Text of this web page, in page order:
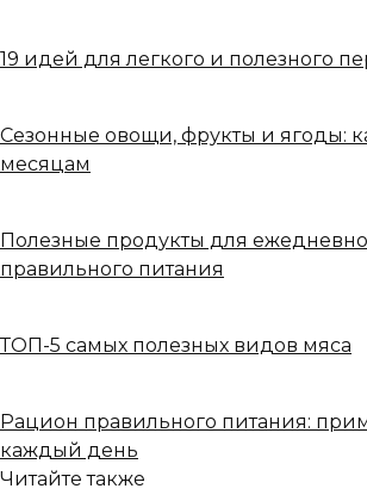
19 идей для легкого и полезного
Сезонные овощи, фрукты и ягоды:
месяцам
Полезные продукты для
правильного питания
ТОП-5 самых полезных видов мяса
Рацион правильного питания:
каждый день
Читайте также